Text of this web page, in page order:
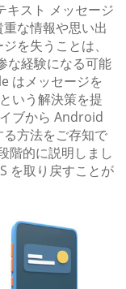
キスト メッセージ
な情報や思い出
を失うことは、
な経験になる可能
はメッセージを
いう解決策を提
ブから Android
方法をご存知で
階的に説明しまし
を取り戻すことが